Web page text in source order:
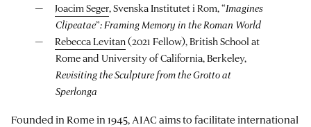
Joacim Seger, Svenska Institutet i Rom, “Imagines
Clipeatae”: Framing Memory in the Roman World
Rebecca Levitan(2021 Fellow), British School at
Rome and University of California, Berkeley,
Revisiting the Sculpture from the Grotto at
Sperlonga
Founded in Rome in 1945, AIAC aims to facilitate international